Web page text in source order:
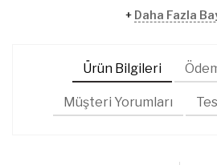
+ Daha Fazla
Ürün Bilgileri
Müşteri Yorumları